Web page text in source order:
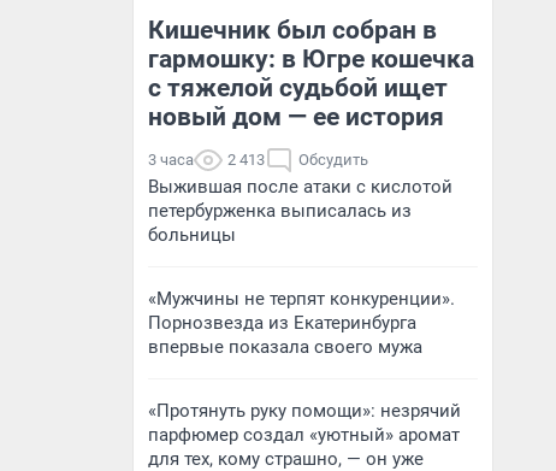
Кишечник был собран в
гармошку: в Югре кошечка
с тяжелой судьбой ищет
новый дом — ее история
3 часа 2 413 Обсудить
Выжившая после атаки с кислотой
петербурженка выписалась из
больницы
«Мужчины не терпят конкуренции».
Порнозвезда из Екатеринбурга
впервые показала своего мужа
«Протянуть руку помощи»: незрячий
парфюмер создал «уютный» аромат
для тех, кому страшно, — он уже